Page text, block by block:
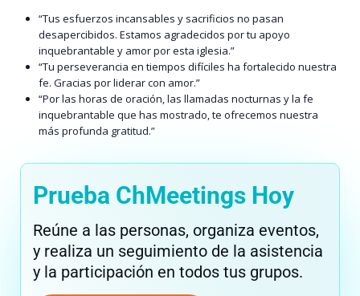
“Tus esfuerzos incansables y sacrificios no pasan
desapercibidos. Estamos agradecidos por tu apoyo
inquebrantable y amor por esta iglesia.”
“Tu perseverancia en tiempos difíciles ha fortalecido nuestra
fe. Gracias por liderar con amor.”
“Por las horas de oración, las llamadas nocturnas y la fe
inquebrantable que has mostrado, te ofrecemos nuestra
más profunda gratitud.”
Prueba ChMeetings Hoy
Reúne a las personas, organiza eventos,
y realiza un seguimiento de la asistencia
y la participación en todos tus grupos.